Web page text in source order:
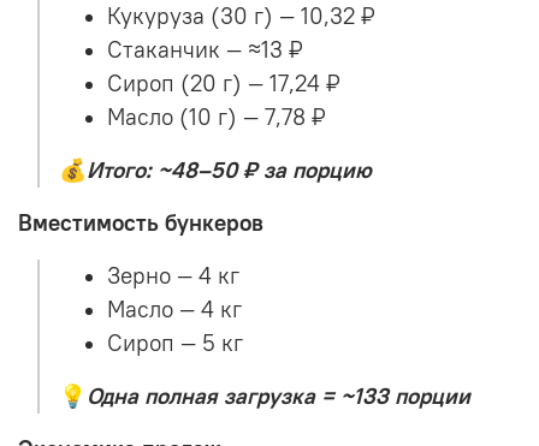
Кукуруза (30 г) — 10,32 ₽
Стаканчик — ≈13 ₽
Сироп (20 г) — 17,24 ₽
Масло (10 г) — 7,78 ₽
💰Итого: ~48–50 ₽ за порцию
Вместимость бункеров
Зерно — 4 кг
Масло — 4 кг
Сироп — 5 кг
💡 Одна полная загрузка = ~133 порции